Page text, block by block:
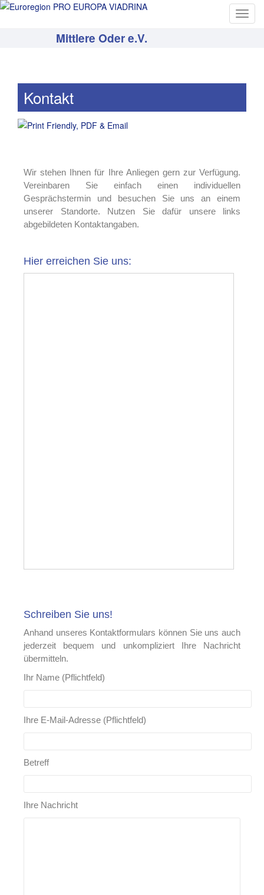
T
e
a
Mittlere Oder e.V.
Kontakt
Wir stehen Ihnen für Ihre Anliegen gern zur Verfügung.
Vereinbaren Sie einfach einen individuellen
Gesprächstermin und besuchen Sie uns an einem
unserer Standorte. Nutzen Sie dafür unsere links
abgebildeten Kontaktangaben.
Hier erreichen Sie uns:
Schreiben Sie uns!
Anhand unseres Kontaktformulars können Sie uns auch
jederzeit bequem und unkompliziert Ihre Nachricht
übermitteln.
Ihr Name (Pflichtfeld)
Ihre E-Mail-Adresse (Pflichtfeld)
Betreff
Ihre Nachricht